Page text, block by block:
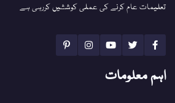
تعلیمات عام کرنے کی عملی کوششیں کررہی ہے
اہم معلومات